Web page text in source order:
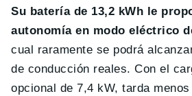
Su batería de 13,2 kWh le
autonomía en modo eléctrico
cual raramente se podrá
de conducción reales. Con el
opcional de 7,4 kW, tarda